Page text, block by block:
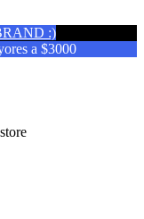
:)
a $3000